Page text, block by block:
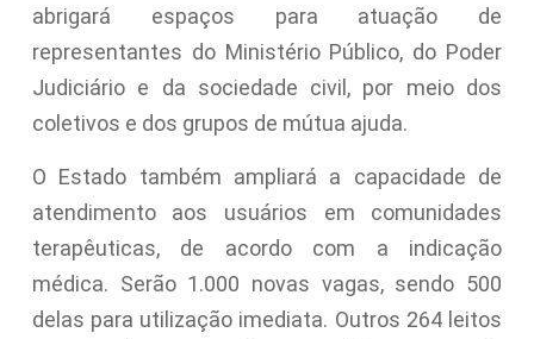
abrigará espaços para atuação de
representantes do Ministério Público, do Poder
Judiciário e da sociedade civil, por meio dos
coletivos e dos grupos de mútua ajuda.
O Estado também ampliará a capacidade de
atendimento aos usuários em comunidades
terapêuticas, de acordo com a indicação
médica. Serão 1.000 novas vagas, sendo 500
delas para utilização imediata. Outros 264 leitos